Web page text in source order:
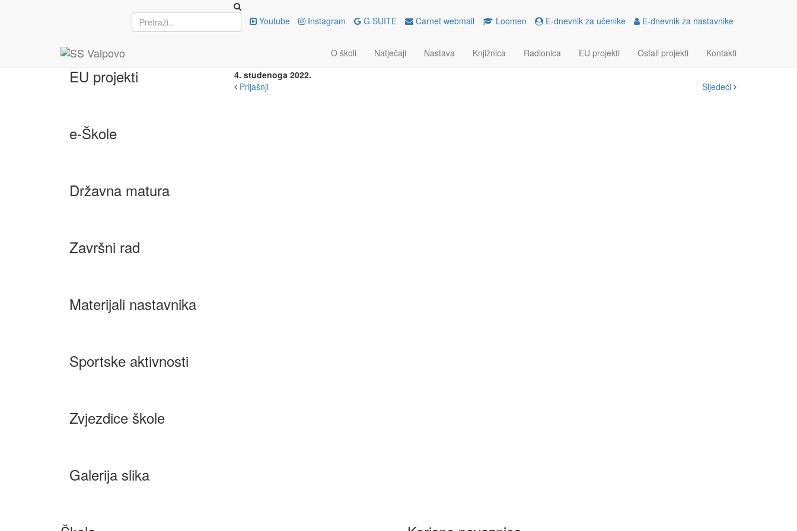
Youtube Instagram G SUITE Carnet webmail Loomen E-dnevnik za učenike E-dnevnik za nastavnike
O školi Natječaji Nastava Knjižnica Radionica EU projekti Ostali projekti Kontakti
EU projekti
e-Škole
Državna matura
Završni rad
Materijali nastavnika
Sportske aktivnosti
Zvjezdice škole
Galerija slika
ERASMUS+ PROJEKT: “DIGITAL GAMES, TREASURY AND
4. studenoga 2022.
Prijašnji
Sljedeći